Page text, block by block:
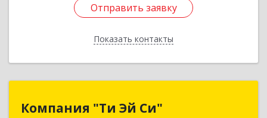
Отправить заявку
Показать контакты
Отправить заявку
Назад
Компания "Ти Эй Си"
Компания "Ти Эй Си"